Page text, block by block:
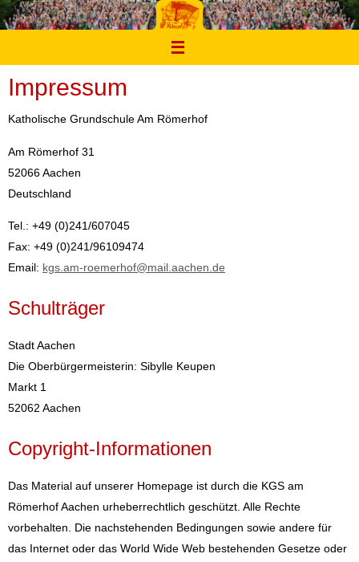
Zum
Inhalt
Impressum
Katholische Grundschule Am Römerhof
Am Römerhof 31
52066 Aachen
Deutschland
Tel.: +49 (0)241/607045
Fax: +49 (0)241/96109474
Email: kgs.am-roemerhof@mail.aachen.de
Schulträger
Stadt Aachen
Die Oberbürgermeisterin: Sibylle Keupen
Markt 1
52062 Aachen
Copyright-Informationen
Das Material auf unserer Homepage ist durch die KGS am
Römerhof Aachen urheberrechtlich geschützt. Alle Rechte
vorbehalten. Die nachstehenden Bedingungen sowie andere für
das Internet oder das World Wide Web bestehenden Gesetze oder